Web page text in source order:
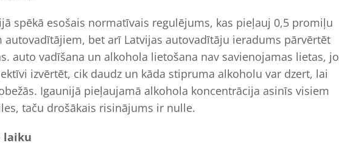
spēkā esošais normatīvais regulējums, kas pieļauj 0,5 promiļu
autovadītājiem, bet arī Latvijas autovadītāju ieradums pārvērtēt
auto vadīšana un alkohola lietošana nav savienojamas lietas, jo
izvērtēt, cik daudz un kāda stipruma alkoholu var dzert, lai
Igaunijā pieļaujamā alkohola koncentrācija asinīs visiem
taču drošākais risinājums ir nulle.
laiku